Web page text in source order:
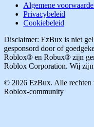
Algemene
Privacybeleid
Cookiebeleid
Disclaimer: EzBux is niet
gesponsord door of
Roblox® en Robux® zijn
Roblox Corporation. Wij
© 2026 EzBux. Alle rechten
Roblox-community